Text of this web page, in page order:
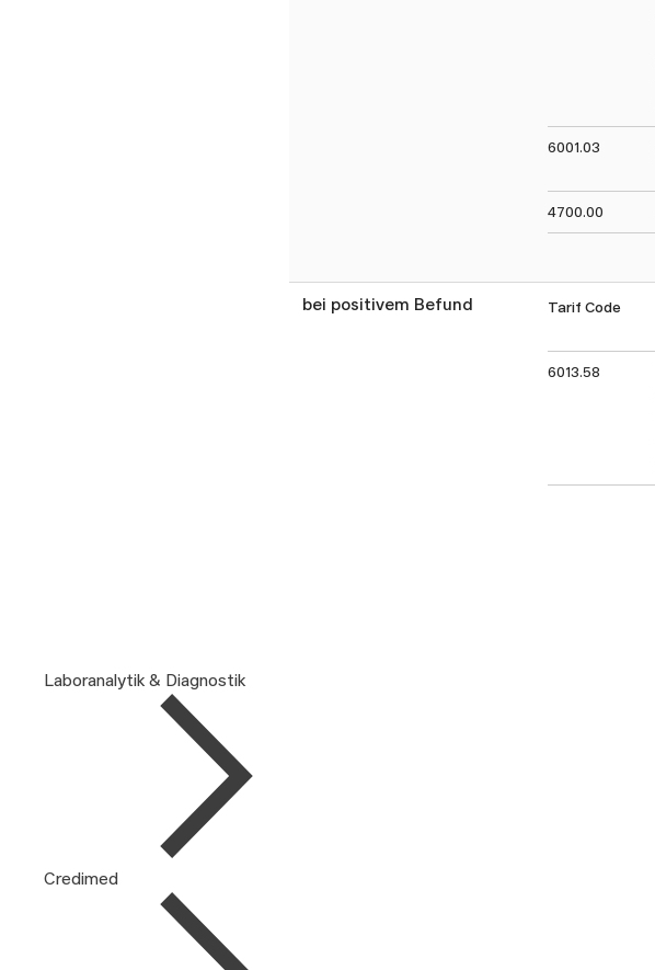
6001.03
4700.00
bei positivem Befund Tarif Code
6013.58
Laboranalytik & Diagnostik
Credimed